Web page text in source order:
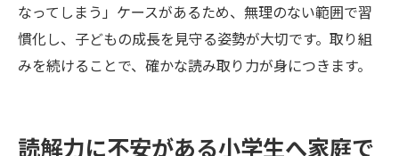
なってしまう」ケースがあるため、無理のない範囲で習
慣化し、子どもの成長を見守る姿勢が大切です。取り組
みを続けることで、確かな読み取り力が身につきます。
読解力に不安がある小学生へ家庭で